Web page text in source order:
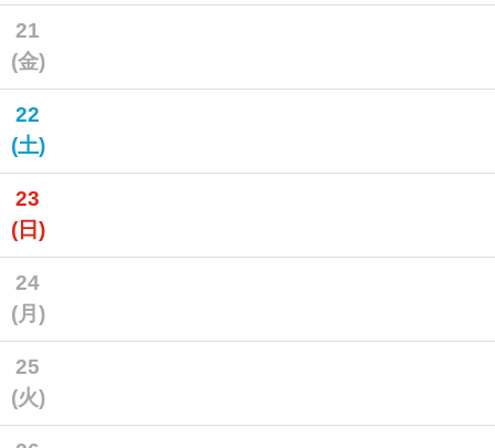
21
(金)
22
(土)
23
(日)
24
(月)
25
(火)